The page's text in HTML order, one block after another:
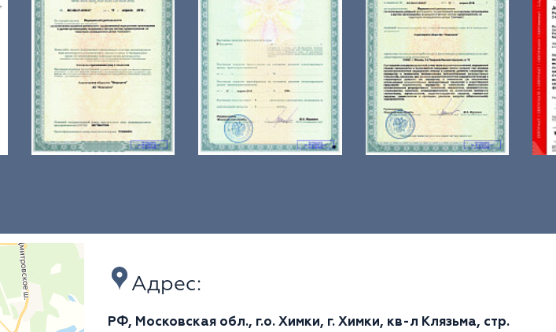
Адрес:
РФ, Московская обл., г.о. Химки, г. Химки, кв-л Клязьма, стр.